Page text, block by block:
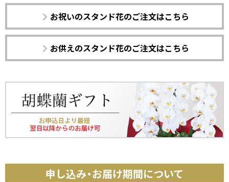
お祝いのスタンド花のご注文はこちら
お供えのスタンド花のご注文はこちら
申し込み・お届け期間について